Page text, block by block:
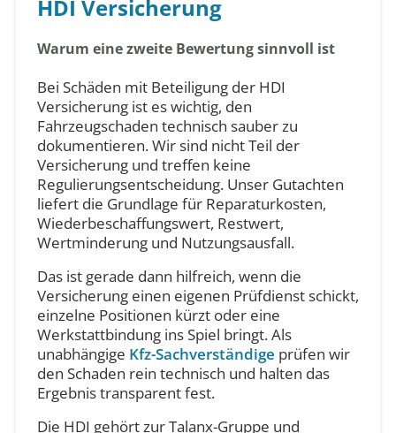
HDI Versicherung
Warum eine zweite Bewertung sinnvoll ist
Bei Schäden mit Beteiligung der HDI
Versicherung ist es wichtig, den
Fahrzeugschaden technisch sauber zu
dokumentieren. Wir sind nicht Teil der
Versicherung und treffen keine
Regulierungsentscheidung. Unser Gutachten
liefert die Grundlage für Reparaturkosten,
Wiederbeschaffungswert, Restwert,
Wertminderung und Nutzungsausfall.
Das ist gerade dann hilfreich, wenn die
Versicherung einen eigenen Prüfdienst schickt,
einzelne Positionen kürzt oder eine
Werkstattbindung ins Spiel bringt. Als
unabhängige Kfz-Sachverständige prüfen wir
den Schaden rein technisch und halten das
Ergebnis transparent fest.
Die HDI gehört zur Talanx-Gruppe und